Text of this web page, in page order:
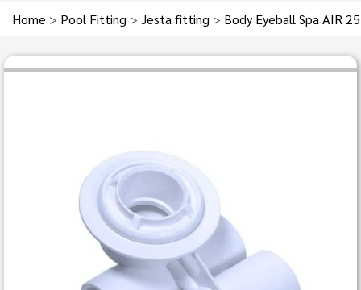
Home > Pool Fitting > Jesta fitting > Body Eyeball Spa AIR